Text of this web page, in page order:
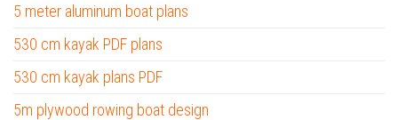
5 meter aluminum boat plans
530 cm kayak PDF plans
530 cm kayak plans PDF
5m plywood rowing boat design